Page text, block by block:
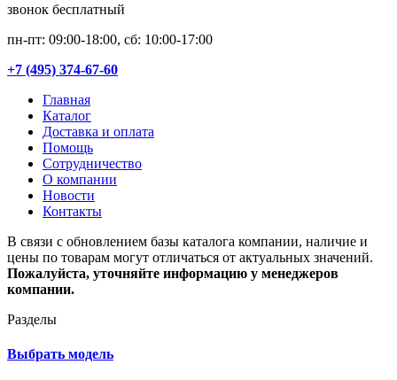
звонок бесплатный
пн-пт: 09:00-18:00, сб: 10:00-17:00
+7 (495) 374-67-60
Главная
Каталог
Доставка и оплата
Помощь
Сотрудничество
О компании
Новости
Контакты
В связи с обновлением базы каталога компании, наличие и
цены по товарам могут отличаться от актуальных значений.
Пожалуйста, уточняйте информацию у менеджеров
компании.
Разделы
Выбрать модель